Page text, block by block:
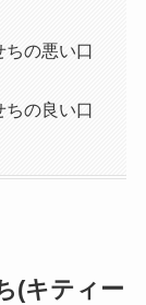
の悪い口
の良い口
(キティー